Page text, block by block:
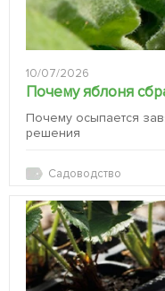
10/07/2026
Почему яблоня
Почему осыпается
решения
Садоводство